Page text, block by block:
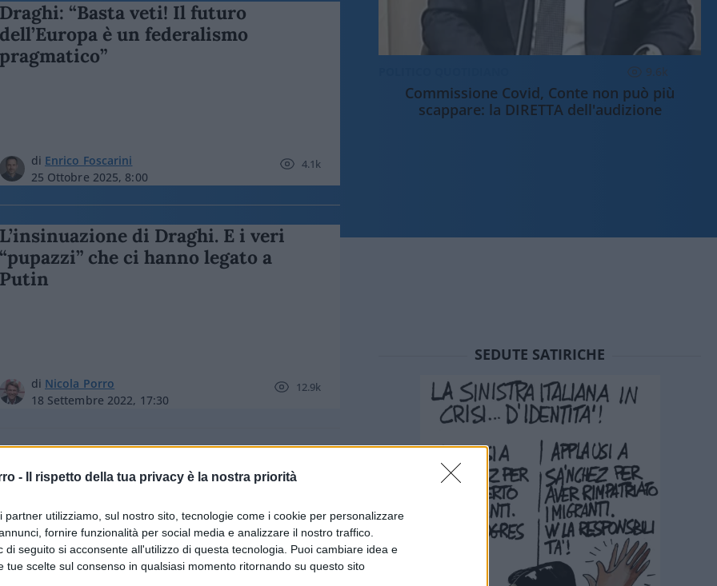
- Il rispetto della tua privacy è la nostra priorità
partner utilizziamo, sul nostro sito, tecnologie come i cookie per personalizzare
fornire funzionalità per social media e analizzare il nostro traffico.
di seguito si acconsente all'utilizzo di questa tecnologia. Puoi cambiare idea e
tue scelte sul consenso in qualsiasi momento ritornando su questo sito
Draghi: “Basta veti! Il futuro
dell’Europa è un federalismo
pragmatico”
di Enrico Foscarini
25 Ottobre 2025, 8:00
4.1k
L’insinuazione di Draghi. E i veri
“pupazzi” che ci hanno legato a
Putin
di Nicola Porro
18 Settembre 2022, 17:30
12.9k
universitaria
9.6k
Commissione Covid, Conte non può più
scappare: la DIRETTA dell'audizione
SEDUTE SATIRICHE